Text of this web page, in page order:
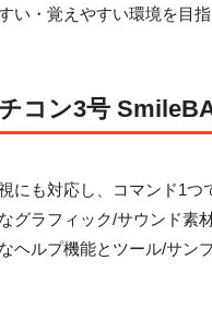
い・覚えやすい環境を目
コン3号
にも対応し、コマンド1
グラフィック/サウンド素
ヘルプ機能とツール/サン